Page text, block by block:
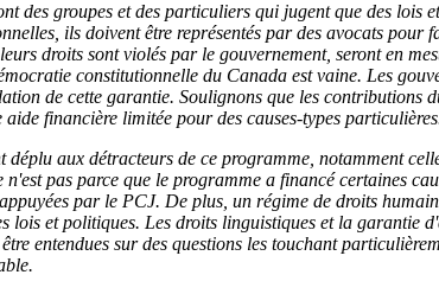
des groupes et des particuliers qui jugent que des
ils doivent être représentés par des avocats
droits sont violés par le gouvernement, seront en
constitutionnelle du Canada est vaine. Les
de cette garantie. Soulignons que les contributions
financière limitée pour des causes-types
déplu aux détracteurs de ce programme, notamment
pas parce que le programme a financé certaines
par le PCJ. De plus, un régime de droits
lois et politiques. Les droits linguistiques et la garantie
entendues sur des questions les touchant